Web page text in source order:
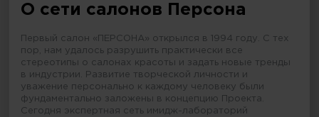
О сети салонов Персона
Первый салон «ПЕРСОНА» открылся в 1994 году. С тех
пор, нам удалось разрушить практически все
стереотипы о салонах красоты и задать новые тренды
в индустрии. Развитие творческой личности и
уважение персонально к каждому человеку были
фундаментально заложены в концепцию Проекта.
Сегодня экспертная сеть имидж-лабораторий